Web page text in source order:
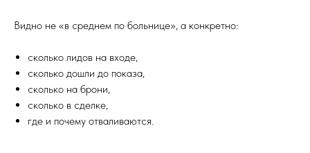
Видно не «в среднем по больнице», а конкретно:
сколько лидов на входе,
сколько дошли до показа,
сколько на брони,
сколько в сделке,
где и почему отваливаются.